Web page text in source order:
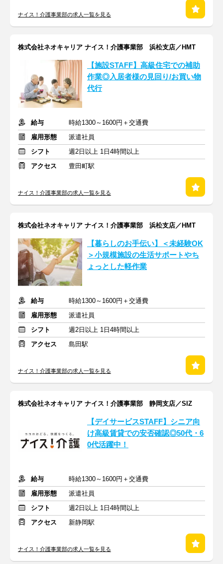
ナイス！介護事業部の求人一覧を見る
株式会社ネオキャリア ナイス！介護事業部 浜松支店／HMT
【施設STAFF】高級住宅での補助
作業◎入居者様の見回り/お買い物
代行
給与
時給1300～1600円＋交通費
雇用形態
派遣社員
シフト
週2日以上 1日4時間以上
アクセス
豊田町駅
ナイス！介護事業部の求人一覧を見る
株式会社ネオキャリア ナイス！介護事業部 浜松支店／HMT
【暮らしのお手伝い】＜未経験OK
＞小規模施設の生活サポートやち
ょっとした軽作業
給与
時給1300～1600円＋交通費
雇用形態
派遣社員
シフト
週2日以上 1日4時間以上
アクセス
島田駅
ナイス！介護事業部の求人一覧を見る
株式会社ネオキャリア ナイス！介護事業部 静岡支店／SIZ
【デイサービスSTAFF】シニア向
け高級賃貸での安否確認◎50代・6
0代活躍中！
給与
時給1300～1600円＋交通費
雇用形態
派遣社員
シフト
週2日以上 1日4時間以上
アクセス
新静岡駅
ナイス！介護事業部の求人一覧を見る